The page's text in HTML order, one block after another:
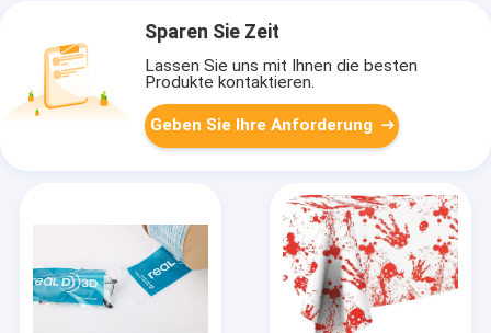
Sparen Sie Zeit
Lassen Sie uns mit Ihnen die besten
Produkte kontaktieren.
Geben Sie Ihre Anforderung